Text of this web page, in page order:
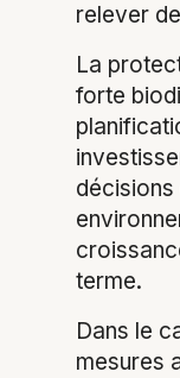
relever
La
forte
décisions
terme.
Dans le
mesures